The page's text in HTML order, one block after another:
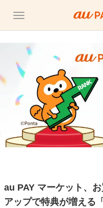
au PAY マーケット、
アップで特典が増える